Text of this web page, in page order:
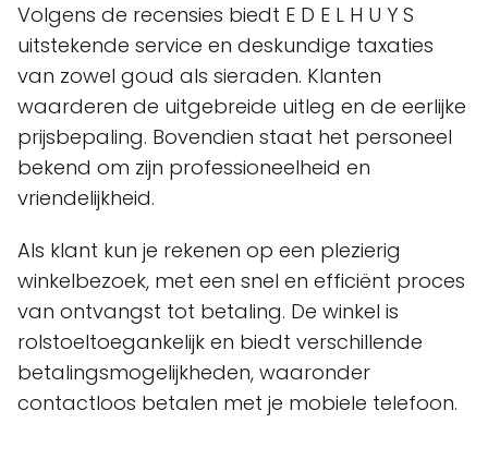
Volgens de recensies biedt E D E L H U Y S
uitstekende service en deskundige taxaties
van zowel goud als sieraden. Klanten
waarderen de uitgebreide uitleg en de eerlijke
prijsbepaling. Bovendien staat het personeel
bekend om zijn professioneelheid en
vriendelijkheid.
Als klant kun je rekenen op een plezierig
winkelbezoek, met een snel en efficiënt proces
van ontvangst tot betaling. De winkel is
rolstoeltoegankelijk en biedt verschillende
betalingsmogelijkheden, waaronder
contactloos betalen met je mobiele telefoon.